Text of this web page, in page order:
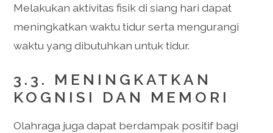
Melakukan aktivitas fisik di siang hari dapat
meningkatkan waktu tidur serta mengurangi
waktu yang dibutuhkan untuk tidur.
3.3. MENINGKATKAN
KOGNISI DAN MEMORI
Olahraga juga dapat berdampak positif bagi